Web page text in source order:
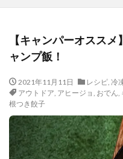
【キャンパーオスス
ャンプ飯！
2021年11月11日 レシピ, 冷
アウトドア, アヒージョ , おでん,
根つき餃子
減塩
渡韓 渡
焼売と飲みたい
焼酎
白くなる
大阪王将 背徳のバターす
宇都宮
宮崎辛麺
昇華
居酒屋
新商品
旨辛
食の安全
鉄ラー油